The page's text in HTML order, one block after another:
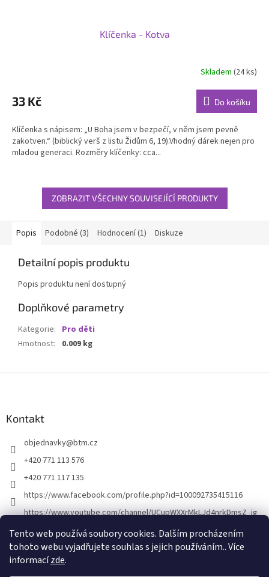
Tento web používá soubory cookies. Dalším procházením
tohoto webu vyjadřujete souhlas s jejich používáním.. Více
informacízde.
Klíčenka - Kotva
produktu
je
z
5
hvězdiček.
Skladem(24 ks)
33 Kč Do košíku
Klíčenka s nápisem: „U Boha jsem v bezpečí, v něm jsem pevně
zakotven.“ (biblický verš z listu Židům 6, 19).Vhodný dárek nejen pro
mladou generaci. Rozměry klíčenky: cca...
ZOBRAZIT VŠECHNY SOUVISEJÍCÍ PRODUKTY
Popis Podobné (3) Hodnocení (1) Diskuze
Detailní popis produktu
Popis produktu není dostupný
Doplňkové parametry
Kategorie: Pro děti
Hmotnost: 0.009 kg
Kontakt
objednavky@btm.cz
+420 771 113 576
+420 771 117 135
https://www.facebook.com/profile.php?id=100092735415116
https://www.youtube.com/channel/UCupWXXrMkLJd4nrkDmsZ_ig